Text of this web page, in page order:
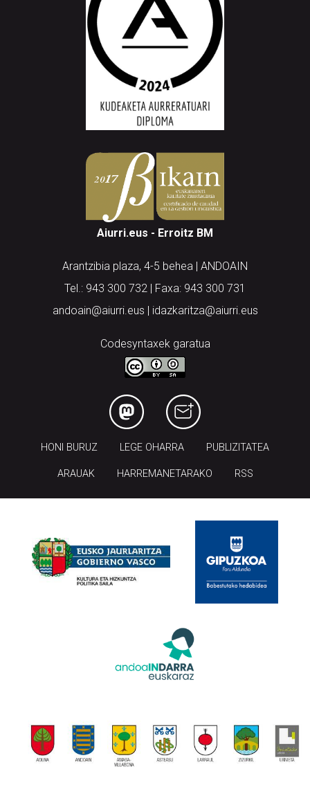
Aiurri.eus - Erroitz BM
Arantzibia plaza, 4-5 behea | ANDOAIN
Tel.: 943 300 732 | Faxa: 943 300 731
andoain@aiurri.eus | idazkaritza@aiurri.eus
Codesyntaxek garatua
HONI BURUZ LEGE OHARRA PUBLIZITATEA
ARAUAK HARREMANETARAKO RSS